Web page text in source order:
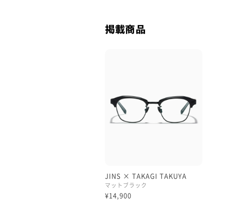
掲載商品
JINS × TAKAGI TAKUYA
マットブラック
¥14,900